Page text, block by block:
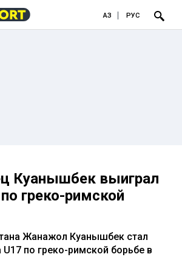
ҚАЗ РУС
Куанышбек выиграл
греко-римской
Жанажол Куанышбек стал
по греко-римской борьбе в